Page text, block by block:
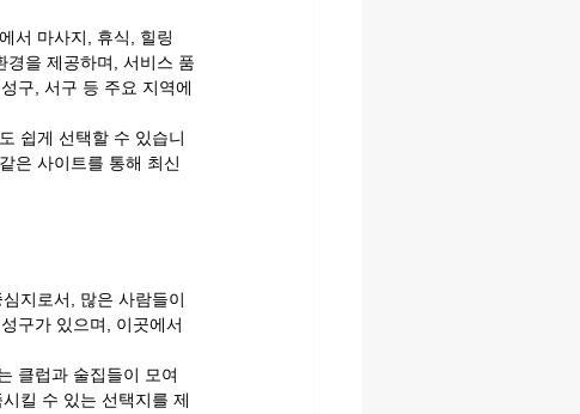
서 마사지, 휴식, 힐링
경을 제공하며, 서비스 품
구, 서구 등 주요 지역에
쉽게 선택할 수 있습니
은 사이트를 통해 최신
지로서, 많은 사람들이
구가 있으며, 이곳에서
클럽과 술집들이 모여
킬 수 있는 선택지를 제